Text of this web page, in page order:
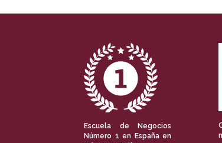
Escuela de Negocios
Número 1 en España en